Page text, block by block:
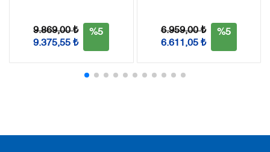
Tek Çekim 5.349,00 ₺
9.869,00 ₺
9.375,55 ₺
%5
6.959,00 ₺
6.611,05 ₺
%5